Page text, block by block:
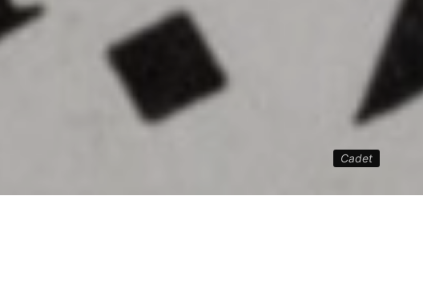
Cadet